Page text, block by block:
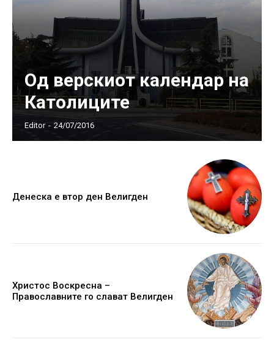
Од верскиот календар на
Католиците
Editor - 24/07/2016
Денеска е втор ден Велигден
Христос Воскресна –
Православните го слават Велигден